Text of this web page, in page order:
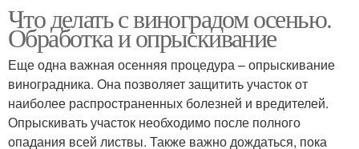
Что делать с виноградом осенью.
Обработка и опрыскивание
Еще одна важная осенняя процедура – опрыскивание
виноградника. Она позволяет защитить участок от
наиболее распространенных болезней и вредителей.
Опрыскивать участок необходимо после полного
опадания всей листвы. Также важно дождаться, пока